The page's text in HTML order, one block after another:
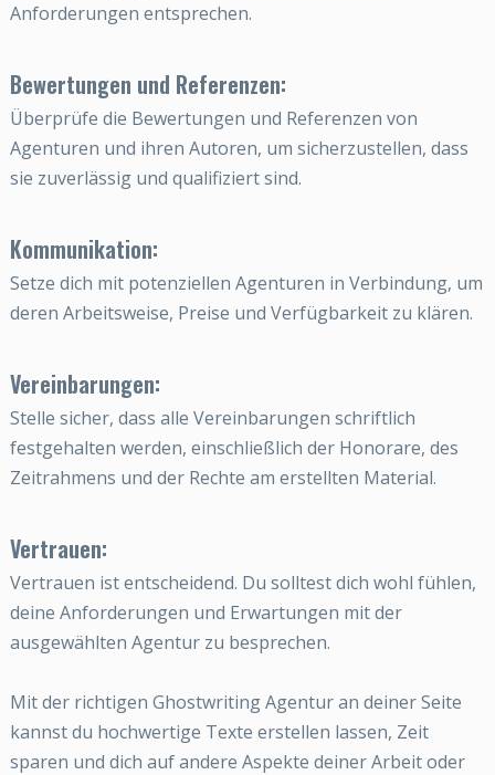
Anforderungen entsprechen.
Bewertungen und Referenzen:
Überprüfe die Bewertungen und Referenzen von
Agenturen und ihren Autoren, um sicherzustellen, dass
sie zuverlässig und qualifiziert sind.
Kommunikation:
Setze dich mit potenziellen Agenturen in Verbindung, um
deren Arbeitsweise, Preise und Verfügbarkeit zu klären.
Vereinbarungen:
Stelle sicher, dass alle Vereinbarungen schriftlich
festgehalten werden, einschließlich der Honorare, des
Zeitrahmens und der Rechte am erstellten Material.
Vertrauen:
Vertrauen ist entscheidend. Du solltest dich wohl fühlen,
deine Anforderungen und Erwartungen mit der
ausgewählten Agentur zu besprechen.
Mit der richtigen Ghostwriting Agentur an deiner Seite
kannst du hochwertige Texte erstellen lassen, Zeit
sparen und dich auf andere Aspekte deiner Arbeit oder